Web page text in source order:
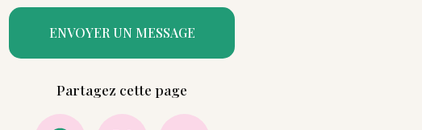
ENVOYER UN MESSAGE
Partagez cette page
Facebook